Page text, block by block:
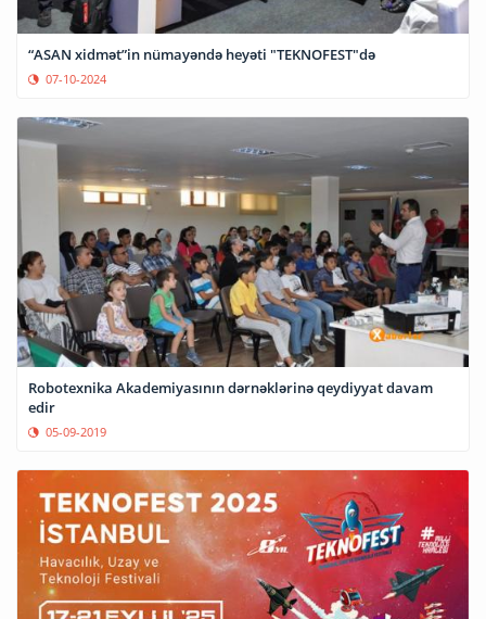
“ASAN xidmət”in nümayəndə heyəti "TEKNOFEST"də
07-10-2024
Robotexnika Akademiyasının dərnəklərinə qeydiyyat davam
edir
05-09-2019